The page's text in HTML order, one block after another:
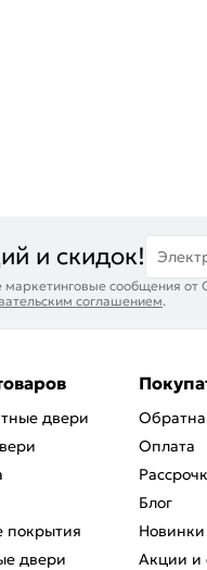
и скидок!
сообщения
соглашением.
двери
покрытия
двери
Оплата
Блог
Новинки
Акции и